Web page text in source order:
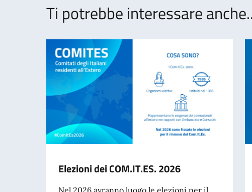
Ti potrebbe interessare anche..
Elezioni dei COM.IT.ES. 2026
Nel 2026 avranno luogo le elezioni per il